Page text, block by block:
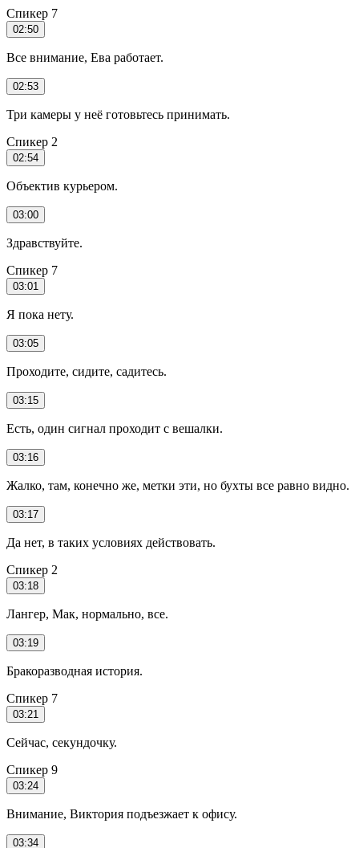
Спикер 7
02:50
Все внимание, Ева работает.
02:53
Три камеры у неё готовьтесь принимать.
Спикер 2
02:54
Объектив курьером.
03:00
Здравствуйте.
Спикер 7
03:01
Я пока нету.
03:05
Проходите, сидите, садитесь.
03:15
Есть, один сигнал проходит с вешалки.
03:16
Жалко, там, конечно же, метки эти, но бухты все равно видно.
03:17
Да нет, в таких условиях действовать.
Спикер 2
03:18
Лангер, Мак, нормально, все.
03:19
Бракоразводная история.
Спикер 7
03:21
Сейчас, секундочку.
Спикер 9
03:24
Внимание, Виктория подъезжает к офису.
03:34